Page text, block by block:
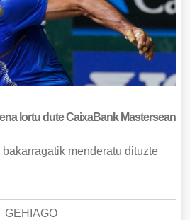
lortu dute CaixaBank Mastersean
menderatu dituzte
GEHIAGO